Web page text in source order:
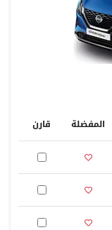
المفضلة قارن